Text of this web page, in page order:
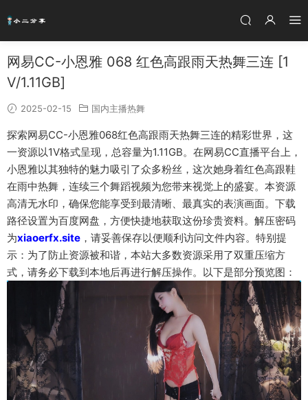
网易CC-小恩雅 068 红色高跟雨天热舞三连 [1
V/1.11GB]
2025-02-15 国内主播热舞
探索网易CC-小恩雅068红色高跟雨天热舞三连的精彩世界，这
一资源以1V格式呈现，总容量为1.11GB。在网易CC直播平台上，
小恩雅以其独特的魅力吸引了众多粉丝，这次她身着红色高跟鞋
在雨中热舞，连续三个舞蹈视频为您带来视觉上的盛宴。本资源
高清无水印，确保您能享受到最清晰、最真实的表演画面。下载
路径设置为百度网盘，方便快捷地获取这份珍贵资料。解压密码
为xiaoerfx.site ，请妥善保存以便顺利访问文件内容。特别提
示：为了防止资源被和谐，本站大多数资源采用了双重压缩方
式，请务必下载到本地后再进行解压操作。以下是部分预览图：